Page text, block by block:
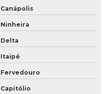
Canápolis
Ninheira
Delta
Itaipé
Fervedouro
Capitólio